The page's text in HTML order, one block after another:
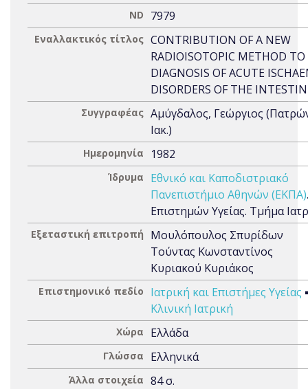
ND 7979
Εναλλακτικός τίτλος CONTRIBUTION OF A NEW
RADIOISOTOPIC METHOD
DIAGNOSIS OF ACUTE
DISORDERS OF THE
Συγγραφέας Αμύγδαλος, Γεώργιος
Ιακ.)
Ημερομηνία 1982
Ίδρυμα
Εθνικό και Καποδιστριακό
Πανεπιστήμιο Αθηνών (ΕΚΠΑ)
Επιστημών Υγείας. Τμήμα
Εξεταστική επιτροπή
Μουλόπουλος Σπυρίδων
Τούντας Κωνσταντίνος
Κυριακού Κυριάκος
Επιστημονικό πεδίο Ιατρική και Επιστήμες Υγείας
Κλινική Ιατρική
Χώρα Ελλάδα
Γλώσσα Ελληνικά
Άλλα στοιχεία 84 σ.